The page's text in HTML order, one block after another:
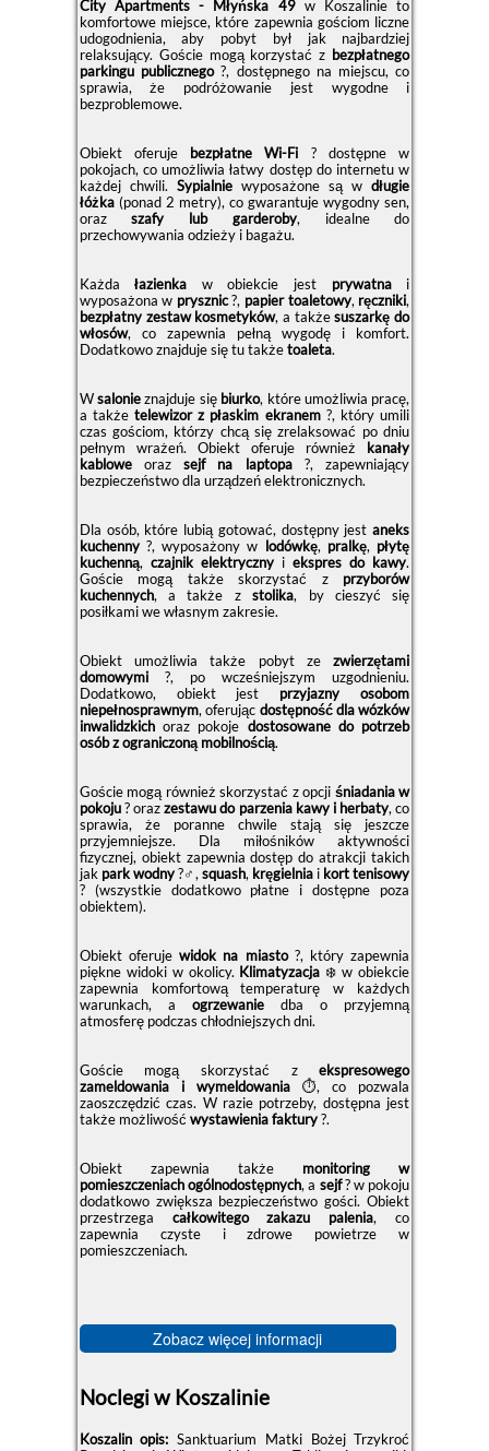
City Apartments - Młyńska 49w Koszalinie to
komfortowe miejsce, które zapewnia gościom liczne
udogodnienia, aby pobyt był jak najbardziej
relaksujący. Goście mogą korzystać z bezpłatnego
parkingu publicznego?, dostępnego na miejscu, co
sprawia, że podróżowanie jest wygodne i
bezproblemowe.
Obiekt oferuje bezpłatne Wi-Fi ? dostępne w
pokojach, co umożliwia łatwy dostęp do internetu w
każdej chwili. Sypialniewyposażone są wdługie
łóżka(ponad 2 metry), co gwarantuje wygodny sen,
orazszafy lub garderoby, idealne do
przechowywania odzieży i bagażu.
Każdałazienka w obiekcie jest prywatnai
wyposażona w prysznic?, papier toaletowy, ręczniki,
bezpłatny zestaw kosmetyków, a takżesuszarkę do
włosów, co zapewnia pełną wygodę i komfort.
Dodatkowo znajduje się tu takżetoaleta.
Wsalonieznajduje się biurko, które umożliwia pracę,
a takżetelewizor z płaskim ekranem?, który umili
czas gościom, którzy chcą się zrelaksować po dniu
pełnym wrażeń. Obiekt oferuje również kanały
kabloweorazsejf na laptopa?️, zapewniający
bezpieczeństwo dla urządzeń elektronicznych.
Dla osób, które lubią gotować, dostępny jestaneks
kuchenny?, wyposażony w lodówkę, pralkę, płytę
kuchenną, czajnik elektrycznyiekspres do kawy.
Goście mogą także skorzystać z przyborów
kuchennych, a także zstolika, by cieszyć się
posiłkami we własnym zakresie.
Obiekt umożliwia także pobyt zezwierzętami
domowymi?, po wcześniejszym uzgodnieniu.
Dodatkowo, obiekt jest przyjazny osobom
niepełnosprawnym, oferując dostępność dla wózków
inwalidzkichoraz pokoje dostosowane do potrzeb
osób z ograniczoną mobilnością.
Goście mogą również skorzystać z opcji śniadania w
pokoju?️ orazzestawu do parzenia kawy i herbaty, co
sprawia, że poranne chwile stają się jeszcze
przyjemniejsze. Dla miłośników aktywności
fizycznej, obiekt zapewnia dostęp do atrakcji takich
jak park wodny?‍♂️,squash, kręgielniai kort tenisowy
? (wszystkie dodatkowo płatne i dostępne poza
obiektem).
Obiekt oferujewidok na miasto?, który zapewnia
piękne widoki w okolicy. Klimatyzacja ❄️ w obiekcie
zapewnia komfortową temperaturę w każdych
warunkach, a ogrzewaniedba o przyjemną
atmosferę podczas chłodniejszych dni.
Goście mogą skorzystać zekspresowego
zameldowania i wymeldowania⏱️, co pozwala
zaoszczędzić czas. W razie potrzeby, dostępna jest
także możliwość wystawienia faktury?.
Obiekt zapewnia także monitoring w
pomieszczeniach ogólnodostępnych, a sejf?️ w pokoju
dodatkowo zwiększa bezpieczeństwo gości. Obiekt
przestrzega całkowitego zakazu palenia, co
zapewnia czyste i zdrowe powietrze w
pomieszczeniach.
Zobacz więcej informacji
Noclegi w Koszalinie
Koszalin opis:Sanktuarium Matki Bożej Trzykroć